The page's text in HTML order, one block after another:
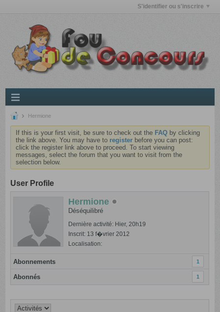
S'identifier ou s'inscrire
Hermione
If this is your first visit, be sure to check out the FAQ by clicking
the link above. You may have to register before you can post:
click the register link above to proceed. To start viewing
messages, select the forum that you want to visit from the
selection below.
User Profile
Hermione
Déséquilibré
Dernière activité: Hier, 20h19
Inscrit: 13 f�vrier 2012
Localisation:
Abonnements 1
Abonnés 1